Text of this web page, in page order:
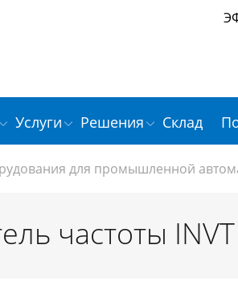
Услуги Решения Склад
для промышленной
частоты